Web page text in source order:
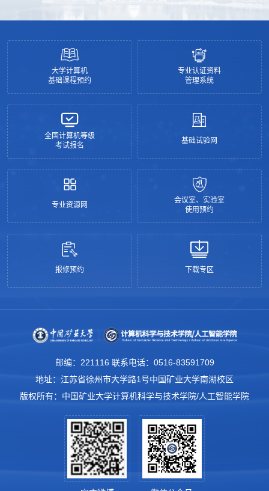
大学计算机
基础课程预约
专业认证资料
管理系统
全国计算机等级
考试报名
基础试验网
专业资源网
会议室、实验室
使用预约
报修预约 下载专区
邮编：221116 联系电话：0516-83591709
地址：江苏省徐州市大学路1号中国矿业大学南湖校区
版权所有：中国矿业大学计算机科学与技术学院/人工智能学院